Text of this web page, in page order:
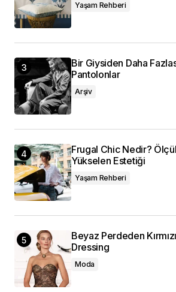
Yaşam Rehberi
Bir Giysiden Daha
Pantolonlar
Arşiv
Frugal Chic Nedir?
Yükselen Estetiği
Yaşam Rehberi
Beyaz Perdeden
Dressing
Moda